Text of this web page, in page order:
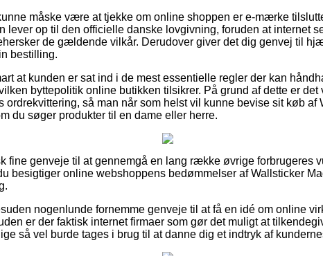
måske være at tjekke om online shoppen er e-mærke
lever op til den officielle danske lovgivning, foruden at internet
de gældende vilkår. Derudover giver det dig genvej til
bestilling.
at kunden er sat ind i de mest essentielle regler der kan
byttepolitik online butikken tilsikrer. På grund af dette er det
ordrekvittering, så man når som helst vil kunne bevise sit køb af
du søger produkter til en dame eller herre.
fine genveje til at gennemgå en lang række øvrige forbrugeres
besigtiger online webshoppens bedømmelser af Wallsticker
nogenlunde fornemme genveje til at få en idé om online
er der faktisk internet firmaer som gør det muligt at
så vel burde tages i brug til at danne dig et indtryk af